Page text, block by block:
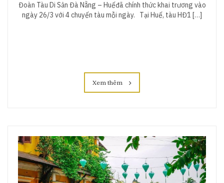
Đoàn Tàu Di Sản Đà Nẵng – Huếđã chính thức khai trương vào
ngày 26/3 với 4 chuyến tàu mỗi ngày. Tại Huế, tàu HĐ1 […]
Xem thêm